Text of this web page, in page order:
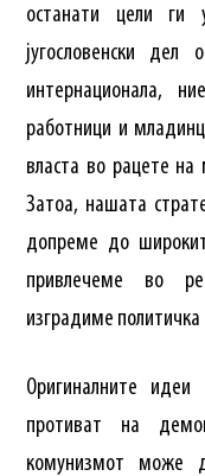
останати цели ги
југословенски дел
интернационала,
работници и
власта во рацете на
Затоа, нашата
допреме до
привлечеме во
изградиме политичка
Оригиналните
противат на
комунизмот може